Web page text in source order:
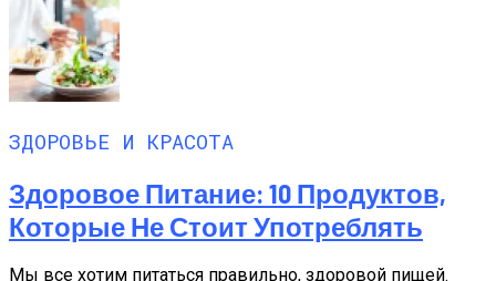
ЗДОРОВЬЕ И КРАСОТА
Здоровое Питание: 10 Продуктов,
Которые Не Стоит Употреблять
Мы все хотим питаться правильно, здоровой пищей.